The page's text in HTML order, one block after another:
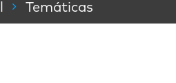
Temáticas